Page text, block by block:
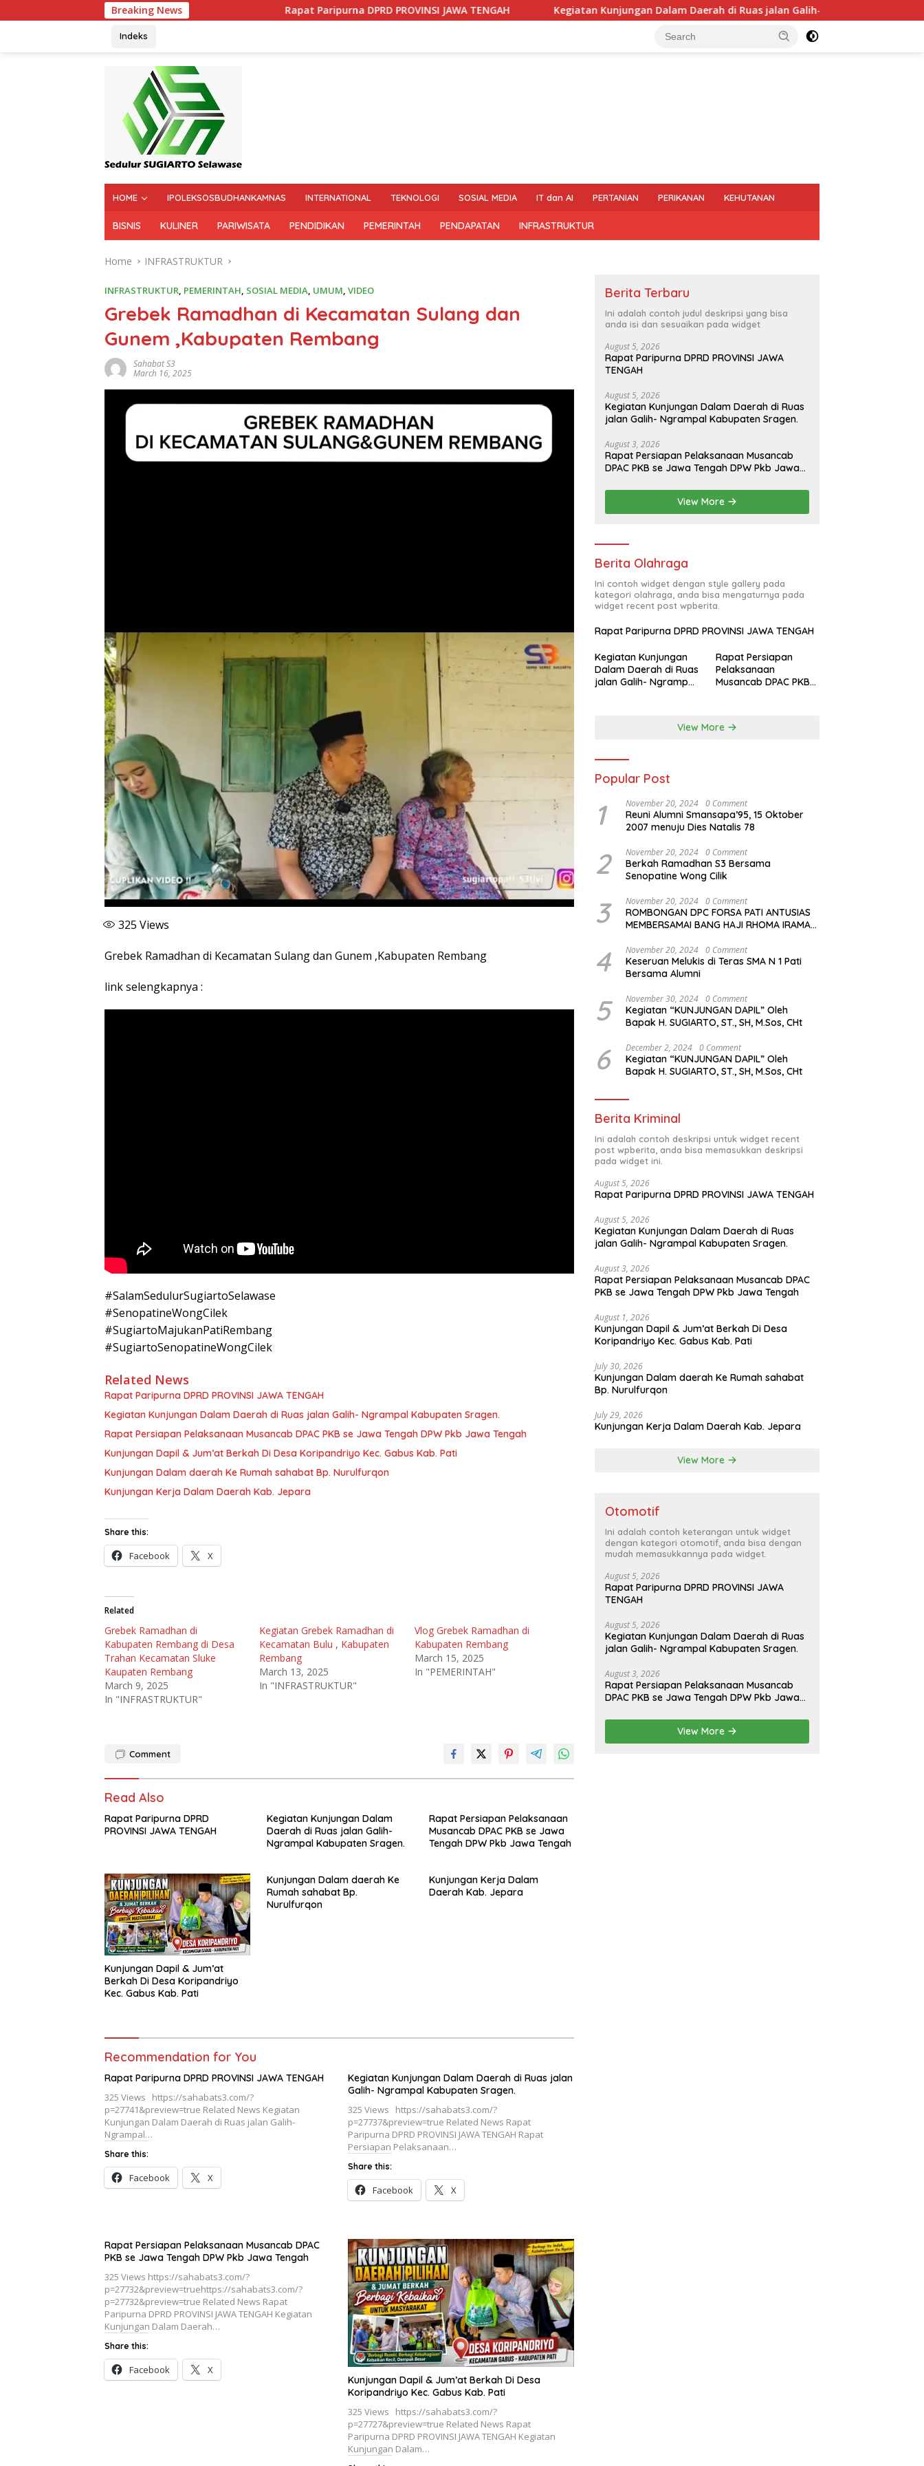
Breaking News Rapat Paripurna DPRD PROVINSI JAWA TENGAH Kegiatan Kunjungan Dalam Daerah di Ruas jalan Galih- Ngrampal Kabupaten Sragen.
Indeks
HOME IPOLEKSOSBUDHANKAMNAS INTERNATIONAL TEKNOLOGI SOSIAL MEDIA IT dan AI PERTANIAN PERIKANAN KEHUTANAN
BISNIS KULINER PARIWISATA PENDIDIKAN PEMERINTAH PENDAPATAN INFRASTRUKTUR
Home INFRASTRUKTUR
INFRASTRUKTUR, PEMERINTAH, SOSIAL MEDIA, UMUM, VIDEO
Grebek Ramadhan di Kecamatan Sulang dan
Gunem ,Kabupaten Rembang
Sahabat S3
March 16, 2025
325 Views
Grebek Ramadhan di Kecamatan Sulang dan Gunem ,Kabupaten Rembang
link selengkapnya :
#SalamSedulurSugiartoSelawase
#SenopatineWongCilek
#SugiartoMajukanPatiRembang
#SugiartoSenopatineWongCilek
Related News
Rapat Paripurna DPRD PROVINSI JAWA TENGAH
Kegiatan Kunjungan Dalam Daerah di Ruas jalan Galih- Ngrampal Kabupaten Sragen.
Rapat Persiapan Pelaksanaan Musancab DPAC PKB se Jawa Tengah DPW Pkb Jawa Tengah
Kunjungan Dapil & Jum’at Berkah Di Desa Koripandriyo Kec. Gabus Kab. Pati
Kunjungan Dalam daerah Ke Rumah sahabat Bp. Nurulfurqon
Kunjungan Kerja Dalam Daerah Kab. Jepara
Share this:
Facebook X
Related
Grebek Ramadhan di
Kabupaten Rembang di Desa
Trahan Kecamatan Sluke
Kaupaten Rembang
March 9, 2025
In "INFRASTRUKTUR"
Kegiatan Grebek Ramadhan di
Kecamatan Bulu , Kabupaten
Rembang
March 13, 2025
In "INFRASTRUKTUR"
Vlog Grebek Ramadhan di
Kabupaten Rembang
March 15, 2025
In "PEMERINTAH"
Comment
Read Also
Rapat Paripurna DPRD
PROVINSI JAWA TENGAH
Kegiatan Kunjungan Dalam
Daerah di Ruas jalan Galih-
Ngrampal Kabupaten Sragen.
Rapat Persiapan Pelaksanaan
Musancab DPAC PKB se Jawa
Tengah DPW Pkb Jawa Tengah
Kunjungan Dapil & Jum’at
Berkah Di Desa Koripandriyo
Kec. Gabus Kab. Pati
Kunjungan Dalam daerah Ke
Rumah sahabat Bp.
Nurulfurqon
Kunjungan Kerja Dalam
Daerah Kab. Jepara
Recommendation for You
Rapat Paripurna DPRD PROVINSI JAWA TENGAH
325 Views https://sahabats3.com/?
p=27741&preview=true Related News Kegiatan
Kunjungan Dalam Daerah di Ruas jalan Galih-
Ngrampal…
Share this:
Facebook X
Kegiatan Kunjungan Dalam Daerah di Ruas jalan
Galih- Ngrampal Kabupaten Sragen.
325 Views https://sahabats3.com/?
p=27737&preview=true Related News Rapat
Paripurna DPRD PROVINSI JAWA TENGAH Rapat
Persiapan Pelaksanaan…
Share this:
Facebook X
Rapat Persiapan Pelaksanaan Musancab DPAC
PKB se Jawa Tengah DPW Pkb Jawa Tengah
325 Views https://sahabats3.com/?
p=27732&preview=truehttps://sahabats3.com/?
p=27732&preview=true Related News Rapat
Paripurna DPRD PROVINSI JAWA TENGAH Kegiatan
Kunjungan Dalam Daerah…
Share this:
Facebook
X
Kunjungan Dapil & Jum’at Berkah Di Desa
Koripandriyo Kec. Gabus Kab. Pati
325 Views https://sahabats3.com/?
p=27727&preview=true Related News Rapat
Paripurna DPRD PROVINSI JAWA TENGAH Kegiatan
Kunjungan Dalam…
Berita Terbaru
Ini adalah contoh judul deskripsi yang bisa
anda isi dan sesuaikan pada widget
August 5, 2026
Rapat Paripurna DPRD PROVINSI JAWA
TENGAH
August 5, 2026
Kegiatan Kunjungan Dalam Daerah di Ruas
jalan Galih- Ngrampal Kabupaten Sragen.
August 3, 2026
Rapat Persiapan Pelaksanaan Musancab
DPAC PKB se Jawa Tengah DPW Pkb Jawa
View More
Berita Olahraga
Ini contoh widget dengan style gallery pada
kategori olahraga, anda bisa mengaturnya pada
widget recent post wpberita.
Rapat Paripurna DPRD PROVINSI JAWA TENGAH
Kegiatan Kunjungan
Dalam Daerah di Ruas
jalan Galih- Ngrampal
Rapat Persiapan
Pelaksanaan
Musancab DPAC PKB
View More
Popular Post
1 November 20, 2024 0 Comment
Reuni Alumni Smansapa’95, 15 Oktober
2007 menuju Dies Natalis 78
2 November 20, 2024 0 Comment
Berkah Ramadhan S3 Bersama
Senopatine Wong Cilik
3 November 20, 2024 0 Comment
ROMBONGAN DPC FORSA PATI ANTUSIAS
MEMBERSAMAI BANG HAJI RHOMA IRAMA
4 November 20, 2024 0 Comment
Keseruan Melukis di Teras SMA N 1 Pati
Bersama Alumni
5 November 30, 2024 0 Comment
Kegiatan “KUNJUNGAN DAPIL” Oleh
Bapak H. SUGIARTO, ST., SH, M.Sos, CHt
6 December 2, 2024 0 Comment
Kegiatan “KUNJUNGAN DAPIL” Oleh
Bapak H. SUGIARTO, ST., SH, M.Sos, CHt
Berita Kriminal
Ini adalah contoh deskripsi untuk widget recent
post wpberita, anda bisa memasukkan deskripsi
pada widget ini.
August 5, 2026
Rapat Paripurna DPRD PROVINSI JAWA TENGAH
August 5, 2026
Kegiatan Kunjungan Dalam Daerah di Ruas
jalan Galih- Ngrampal Kabupaten Sragen.
August 3, 2026
Rapat Persiapan Pelaksanaan Musancab DPAC
PKB se Jawa Tengah DPW Pkb Jawa Tengah
August 1, 2026
Kunjungan Dapil & Jum’at Berkah Di Desa
Koripandriyo Kec. Gabus Kab. Pati
July 30, 2026
Kunjungan Dalam daerah Ke Rumah sahabat
Bp. Nurulfurqon
July 29, 2026
Kunjungan Kerja Dalam Daerah Kab. Jepara
View More
Otomotif
Ini adalah contoh keterangan untuk widget
dengan kategori otomotif, anda bisa dengan
mudah memasukkannya pada widget.
August 5, 2026
Rapat Paripurna DPRD PROVINSI JAWA
TENGAH
August 5, 2026
Kegiatan Kunjungan Dalam Daerah di Ruas
jalan Galih- Ngrampal Kabupaten Sragen.
August 3, 2026
Rapat Persiapan Pelaksanaan Musancab
DPAC PKB se Jawa Tengah DPW Pkb Jawa
View More